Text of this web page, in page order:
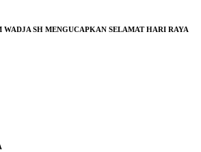
WADJA SH MENGUCAPKAN SELAMAT HARI RAYA